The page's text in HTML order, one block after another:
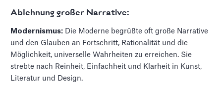
Ablehnung großer Narrative:
Modernismus: Die Moderne begrüßte oft große Narrative
und den Glauben an Fortschritt, Rationalität und die
Möglichkeit, universelle Wahrheiten zu erreichen. Sie
strebte nach Reinheit, Einfachheit und Klarheit in Kunst,
Literatur und Design.